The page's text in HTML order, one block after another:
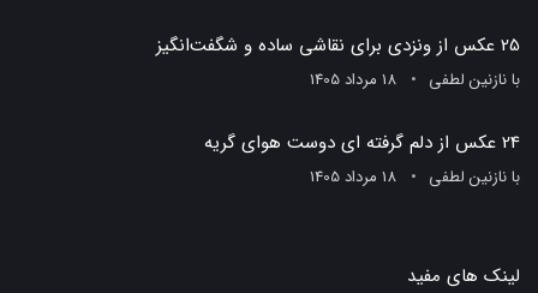
25 عکس از ونزدی برای نقاشی ساده و شگفت‌انگیز
بانازنین لطفی 18 مرداد 1405
24 عکس از دلم گرفته ای دوست هوای گریه
بانازنین لطفی 18 مرداد 1405
لینک های مفید